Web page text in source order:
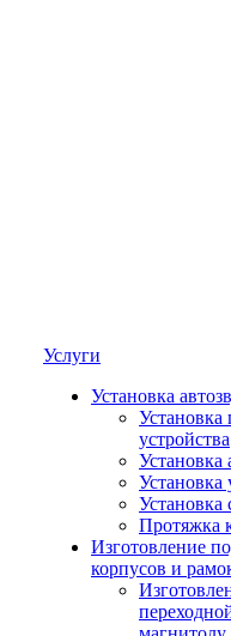
Услуги
Установка
Установка
устройства
Установка
Установка
Установка
Протяжка
Изготовление
корпусов и